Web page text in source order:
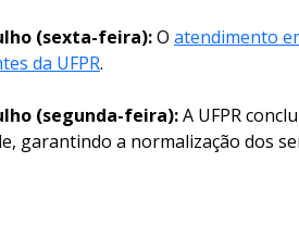
(sexta-feira):O atendimento
da UFPR.
(segunda-feira):A UFPR
garantindo a normalização dos